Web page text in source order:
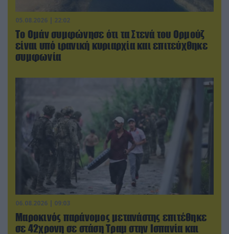
05.08.2026 | 22:02
Το Ομάν συμφώνησε ότι τα Στενά του Ορμούζ
είναι υπό ιρανική κυριαρχία και επιτεύχθηκε
συμφωνία
06.08.2026 | 09:03
Μαροκινός παράνομος μετανάστης επιτέθηκε
σε 42χρονη σε στάση Τραμ στην Ισπανία και